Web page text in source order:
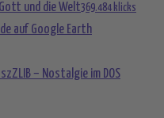
und die Welt369.484 klicks
auf Google Earth
– Nostalgie im DOS